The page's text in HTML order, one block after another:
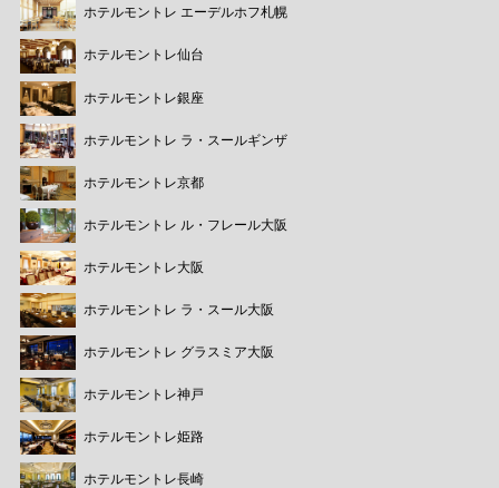
ホテルモントレ エーデルホフ札幌
ホテルモントレ仙台
ホテルモントレ銀座
ホテルモントレ ラ・スールギンザ
ホテルモントレ京都
ホテルモントレ ル・フレール大阪
ホテルモントレ大阪
ホテルモントレ ラ・スール大阪
ホテルモントレ グラスミア大阪
ホテルモントレ神戸
ホテルモントレ姫路
ホテルモントレ長崎